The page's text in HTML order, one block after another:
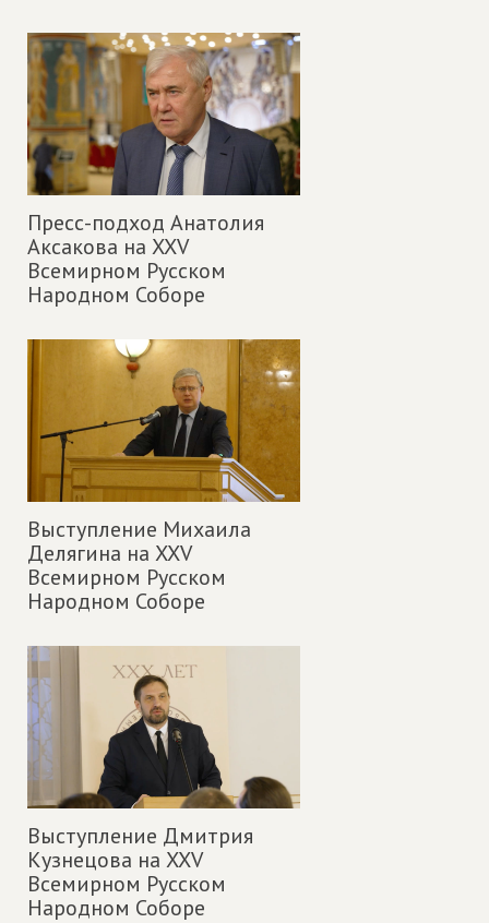
Пресс-подход Анатолия
Аксакова на XXV
Всемирном Русском
Народном Соборе
Выступление Михаила
Делягина на XXV
Всемирном Русском
Народном Соборе
Выступление Дмитрия
Кузнецова на XXV
Всемирном Русском
Народном Соборе